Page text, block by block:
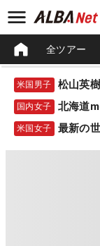
全ツアー
米国男子
国内女子 北海道
米国女子 最新の